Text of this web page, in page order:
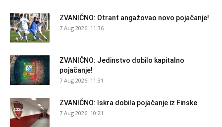
ZVANIČNO: Otrant angažovao novo pojačanje!
7 Aug 2026. 11:36
ZVANIČNO: Jedinstvo dobilo kapitalno
pojačanje!
7 Aug 2026. 11:31
ZVANIČNO: Iskra dobila pojačanje iz Finske
7 Aug 2026. 10:21